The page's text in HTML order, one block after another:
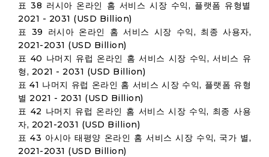
표 38 러시아 온라인 홈 서비스 시장 수익, 플랫폼 유형별
2021 - 2031 (USD Billion)
표 39 러시아 온라인 홈 서비스 시장 수익, 최종 사용자,
2021-2031 (USD Billion)
표 40 나머지 유럽 온라인 홈 서비스 시장 수익, 서비스 유
형, 2021 - 2031 (USD Billion)
표 41 나머지 유럽 온라인 홈 서비스 시장 수익, 플랫폼 유형
별 2021 - 2031 (USD Billion)
표 42 나머지 유럽 온라인 홈 서비스 시장 수익, 최종 사용
자, 2021-2031 (USD Billion)
표 43 아시아 태평양 온라인 홈 서비스 시장 수익, 국가 별,
2021-2031 (USD Billion)